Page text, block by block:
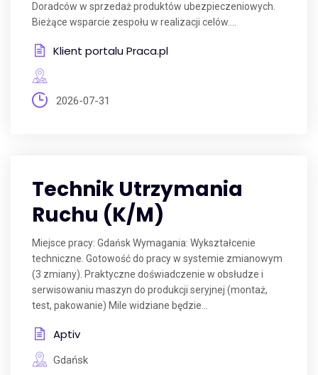
Doradców w sprzedaż produktów ubezpieczeniowych.
Bieżące wsparcie zespołu w realizacji celów....
Klient portalu Praca.pl
2026-07-31
Technik Utrzymania
Ruchu (K/M)
Miejsce pracy: Gdańsk Wymagania: Wykształcenie
techniczne. Gotowość do pracy w systemie zmianowym
(3 zmiany). Praktyczne doświadczenie w obsłudze i
serwisowaniu maszyn do produkcji seryjnej (montaż,
test, pakowanie) Mile widziane będzie...
Aptiv
Gdańsk